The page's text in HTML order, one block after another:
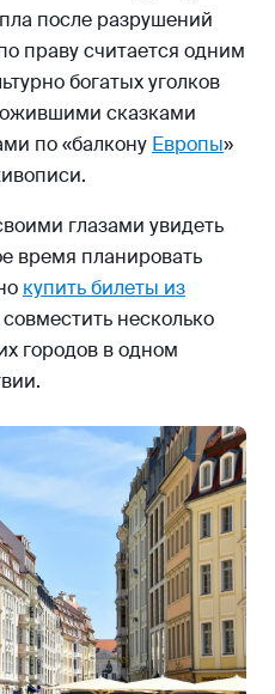
за один день
Дрездена
после разрушений
праву считается одним
богатых уголков
сказками
по «балкону Европы»
глазами увидеть
время планировать
купить билеты из
несколько
городов в одном